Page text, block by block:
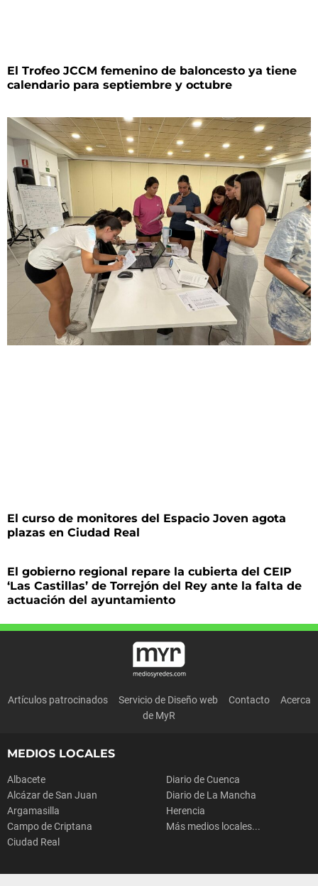
El Trofeo JCCM femenino de baloncesto ya tiene
calendario para septiembre y octubre
El curso de monitores del Espacio Joven agota
plazas en Ciudad Real
El gobierno regional repare la cubierta del CEIP
‘Las Castillas’ de Torrejón del Rey ante la falta de
actuación del ayuntamiento
Artículos patrocinados Servicio de Diseño web Contacto
Acerca
de MyR
MEDIOS LOCALES
Albacete
Alcázar de San Juan
Argamasilla
Campo de Criptana
Ciudad Real
Diario de Cuenca
Diario de La Mancha
Herencia
Más medios locales...